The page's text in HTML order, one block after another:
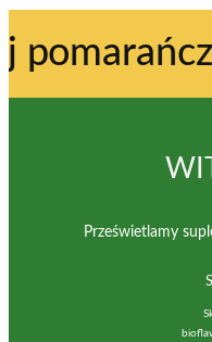
Prześwietlamy